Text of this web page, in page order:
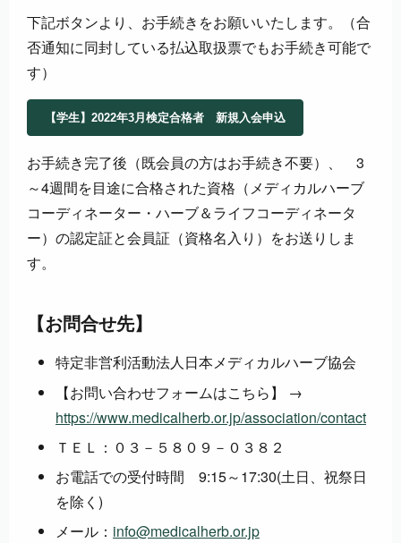
下記ボタンより、お手続きをお願いいたします。（合
否通知に同封している払込取扱票でもお手続き可能で
す）
【学生】2022年3月検定合格者 新規入会申込
お手続き完了後（既会員の方はお手続き不要）、 3
～4週間を目途に合格された資格（メディカルハーブ
コーディネーター・ハーブ＆ライフコーディネータ
ー）の認定証と会員証（資格名入り）をお送りしま
す。
【お問合せ先】
特定非営利活動法人日本メディカルハーブ協会
【お問い合わせフォームはこちら】 →
https://www.medicalherb.or.jp/association/contact
ＴＥＬ：０３－５８０９－０３８２
お電話での受付時間 9:15～17:30(土日、祝祭日
を除く)
メール： info@medicalherb.or.jp